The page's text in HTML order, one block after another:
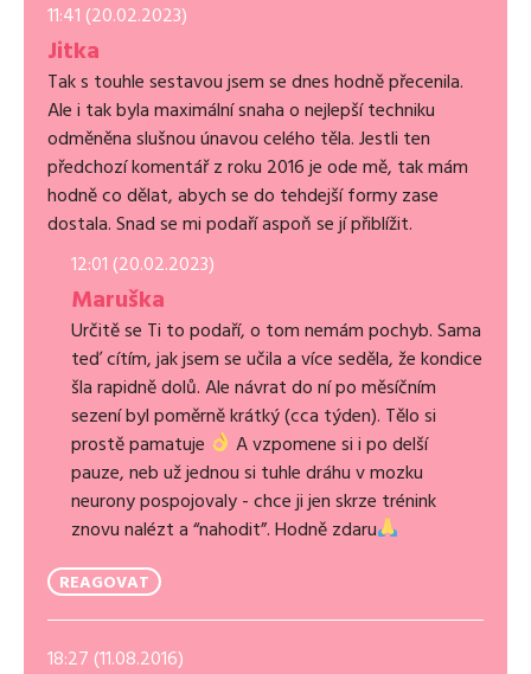
11:41 (20.02.2023)
Jitka
Tak s touhle sestavou jsem se dnes hodně přecenila.
Ale i tak byla maximální snaha o nejlepší techniku
odměněna slušnou únavou celého těla. Jestli ten
předchozí komentář z roku 2016 je ode mě, tak mám
hodně co dělat, abych se do tehdejší formy zase
dostala. Snad se mi podaří aspoň se jí přiblížit.
12:01 (20.02.2023)
Maruška
Určitě se Ti to podaří, o tom nemám pochyb. Sama
teď cítím, jak jsem se učila a více seděla, že kondice
šla rapidně dolů. Ale návrat do ní po měsíčním
sezení byl poměrně krátký (cca týden). Tělo si
prostě pamatuje
A vzpomene si i po delší
pauze, neb už jednou si tuhle dráhu v mozku
neurony pospojovaly - chce ji jen skrze trénink
znovu nalézt a “nahodit”. Hodně zdaru
REAGOVAT
18:27 (11.08.2016)